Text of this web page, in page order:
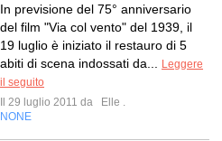
In previsione del 75° anniversario
del film "Via col vento" del 1939, il
19 luglio è iniziato il restauro di 5
abiti di scena indossati da...
Leggere
il seguito
Il 29 luglio 2011 da
Elle .
NONE